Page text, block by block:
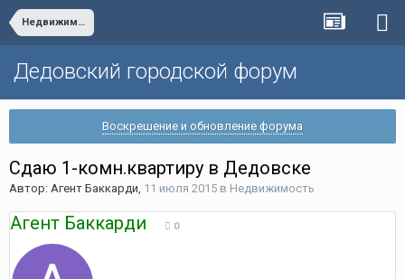
Недвижимость
Дедовский городской форум
Воскрешение и обновление форума
Сдаю 1-комн.квартиру в Дедовске
Автор: Агент Баккарди, 11 июля 2015 в Недвижимость
Агент Баккарди 0